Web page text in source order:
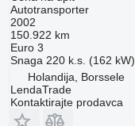
Autotransporter
2002
150.922 km
Euro 3
Snaga 220 k.s. (162 kW)
Holandija, Borssele
LendaTrade
Kontaktirajte prodavca